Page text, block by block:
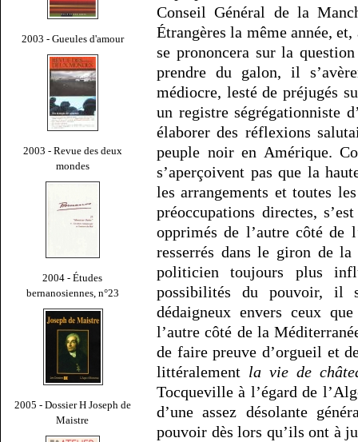
2003 - Gueules d'amour
2003 - Revue des deux
mondes
2004 - Études
bernanosiennes, n°23
2005 - Dossier H Joseph de
Maistre
Conseil Général de la
Étrangères la même année,
se prononcera sur la
prendre du galon, il
médiocre, lesté de préjugés
un registre ségrégationniste
élaborer des réflexions
peuple noir en Amérique.
s’aperçoivent pas que la
les arrangements et toutes
préoccupations directes,
opprimés de l’autre côté de
resserrés dans le giron de la
politicien toujours plus
possibilités du pouvoir, il
dédaigneux envers ceux
l’autre côté de la
de faire preuve d’orgueil et
littéralement la vie de
Tocqueville à l’égard de
d’une assez désolante
pouvoir dès lors qu’ils ont à